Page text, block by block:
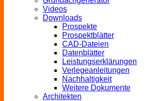
Videos
Downloads
Prospekte
Prospektblätter
CAD-Dateien
Datenblätter
Leistungserklärungen
Verlegeanleitungen
Nachhaltigkeit
Weitere Dokumente
Architekten